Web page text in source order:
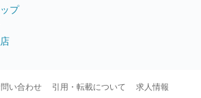
プ
い合わせ 引用・転載について 求人情報